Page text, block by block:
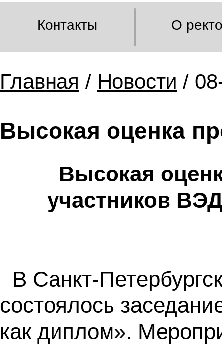
Контакты О
Главная / Новости /
Высокая оценка
Высокая
участников
В Санкт-
состоялось
как диплом».